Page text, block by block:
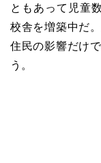
ともあって児童
校舎を増築中だ
住民の影響だけ
う。